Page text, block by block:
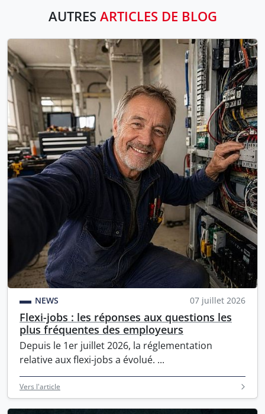
AUTRES ARTICLES DE BLOG
NEWS 07 juillet 2026
Flexi-jobs : les réponses aux questions les
plus fréquentes des employeurs
Depuis le 1er juillet 2026, la réglementation
relative aux flexi-jobs a évolué. ...
Vers l'article